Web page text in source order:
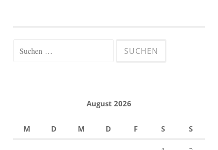
Suchen
August 2026
M D M D F S S